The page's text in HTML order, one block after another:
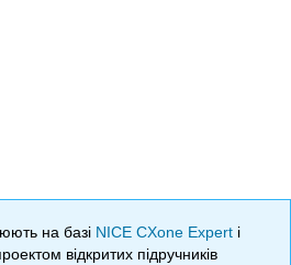
на базі NICE CXone Expert і
відкритих підручників